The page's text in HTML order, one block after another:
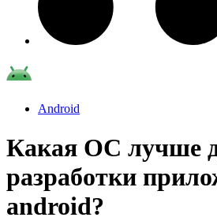
Android
Какая ОС лучше
разработки
android?